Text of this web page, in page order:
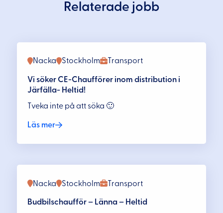
Relaterade jobb
Transport
Nacka Stockholm
Vi söker CE-Chaufförer inom distribution i
Järfälla- Heltid!
Tveka inte på att söka 🙂
Läs mer
Transport
Nacka Stockholm
Budbilschaufför – Länna – Heltid